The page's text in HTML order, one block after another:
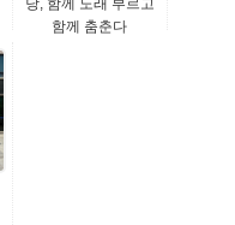
당, 함께 노래 부르고
함께 춤춘다